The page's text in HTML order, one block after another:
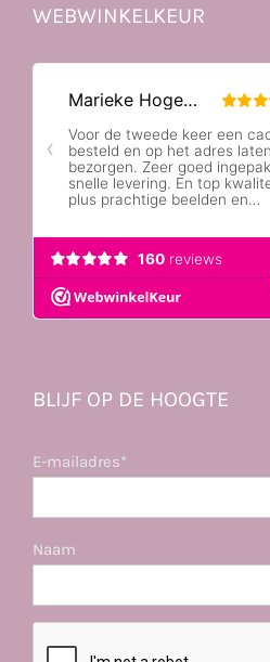
WEBWINKELKEUR
BLIJF OP DE HOOGTE
E-mailadres*
Naam